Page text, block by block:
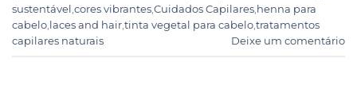
sustentável cores vibrantes Cuidados Capilares henna para
cabelo laces and hair tinta vegetal para cabelo tratamentos
capilares naturais
Deixe um comentário